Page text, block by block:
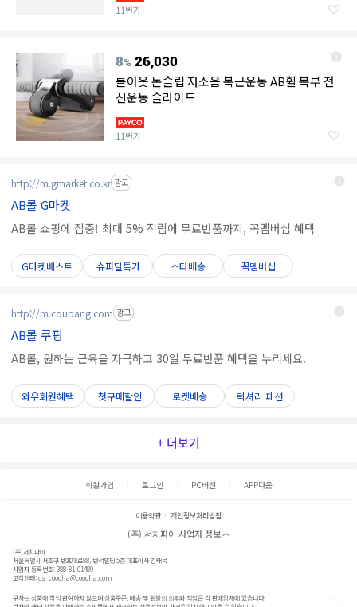
11번가
8% 26,030
롤아웃 논슬립 저소음 복근운동 AB휠 복부 전
신운동 슬라이드
11번가
http://m.gmarket.co.kr 광고
AB롤 G마켓
AB롤 쇼핑에 집중! 최대 5% 적립에 무료반품까지, 꼭멤버십 혜택
G마켓베스트 슈퍼딜특가 스타배송 꼭멤버십
http://m.coupang.com 광고
AB롤 쿠팡
AB롤, 원하는 근육을 자극하고 30일 무료반품 혜택을 누리세요.
와우회원혜택 첫구매할인 로켓배송 럭셔리 패션
+ 더보기
회원가입 로그인 PC버전 APP다운
이용약관 개인정보처리방침
(주) 서치파이 사업자 정보
(주)서치파이
서울특별시 서초구 반포대로88, 반석빌딩 5층 대표이사 김태묵
사업자 등록번호: 388-81-01489
고객센터:cs_coocha@coocha.com
쿠차는 상품에 직접 관여하지 않으며 상품주문, 배송 및 환불의 의무와 책임은 각 판매업체에 있습니다.